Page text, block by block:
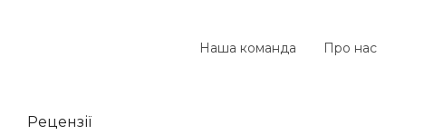
Наша команда Про нас
Рецензії